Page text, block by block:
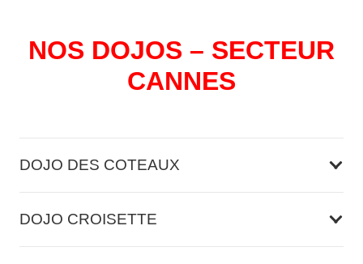
NOS DOJOS – SECTEUR
CANNES
DOJO DES COTEAUX
DOJO CROISETTE